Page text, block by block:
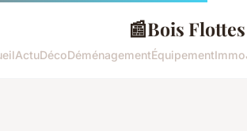
📰Bois Flottes
ActuDécoDéménagementÉquipementImmo